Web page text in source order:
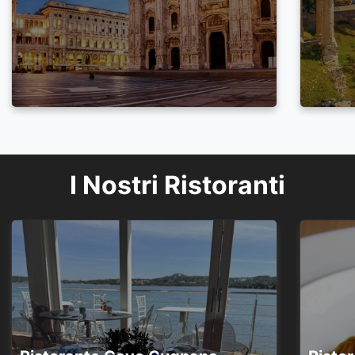
I Nostri Ristoranti